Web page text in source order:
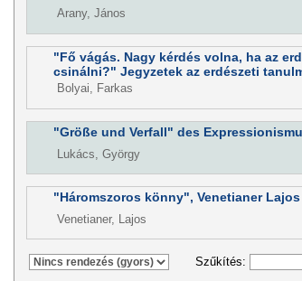
Arany, János
"Fő vágás. Nagy kérdés volna, ha az
csinálni?" Jegyzetek az erdészeti
Bolyai, Farkas
"Größe und Verfall" des
Lukács, György
"Háromszoros könny", Venetianer
Venetianer, Lajos
Szűkítés: